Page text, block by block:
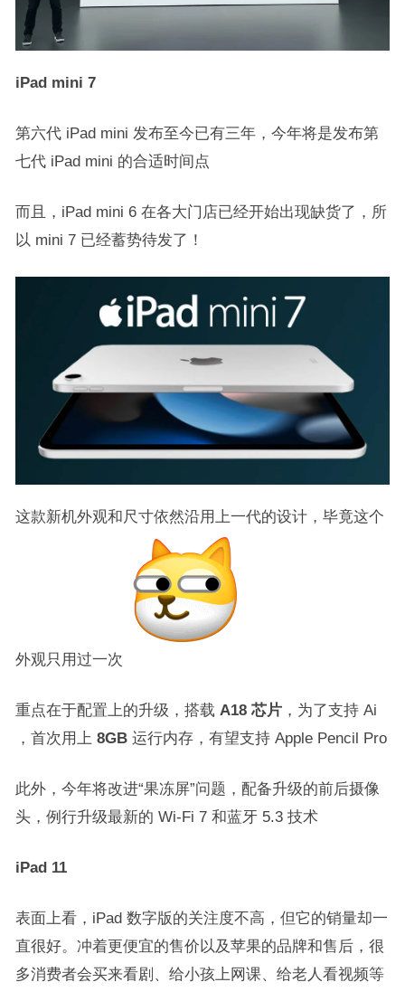
iPad mini 7
第六代 iPad mini 发布至今已有三年，今年将是发布第
七代 iPad mini 的合适时间点
而且，iPad mini 6 在各大门店已经开始出现缺货了，所
以 mini 7 已经蓄势待发了！
这款新机外观和尺寸依然沿用上一代的设计，毕竟这个
外观只用过一次
重点在于配置上的升级，搭载 A18 芯片，为了支持 Ai
，首次用上 8GB运行内存，有望支持 Apple Pencil Pro
此外，今年将改进“果冻屏”问题，配备升级的前后摄像
头，例行升级最新的 Wi-Fi 7 和蓝牙 5.3 技术
iPad 11
表面上看，iPad 数字版的关注度不高，但它的销量却一
直很好。冲着更便宜的售价以及苹果的品牌和售后，很
多消费者会买来看剧、给小孩上网课、给老人看视频等